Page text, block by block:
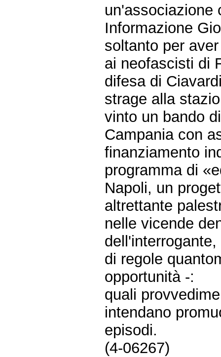
un'associazione
Informazione
soltanto per
ai neofascisti di
difesa di
strage alla
vinto un bando
Campania con
finanziamento
programma di
Napoli, un
altrettante
nelle vicende
di regole
opportunità -:
quali
intendano
episodi.
(4-06267)